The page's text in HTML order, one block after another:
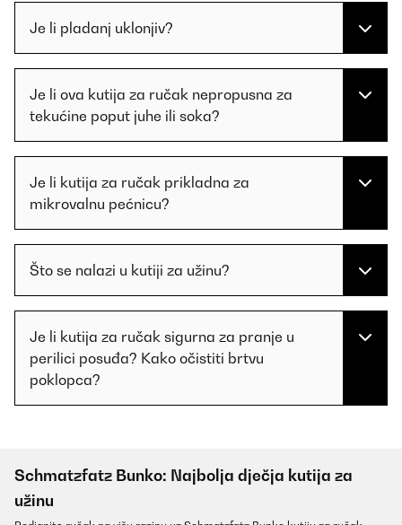
Je li pladanj uklonjiv?
Je li ova kutija za ručak nepropusna za
tekućine poput juhe ili soka?
Je li kutija za ručak prikladna za
mikrovalnu pećnicu?
Što se nalazi u kutiji za užinu?
Je li kutija za ručak sigurna za pranje u
perilici posuđa? Kako očistiti brtvu
poklopca?
Schmatzfatz Bunko: Najbolja dječja kutija za
užinu